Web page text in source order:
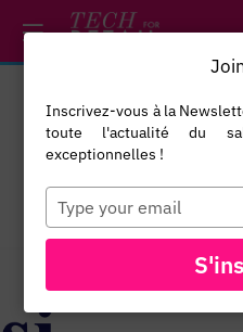
*/
Inscrivez-vous à la
toute l'actualité du
exceptionnelles !
Type
your
email